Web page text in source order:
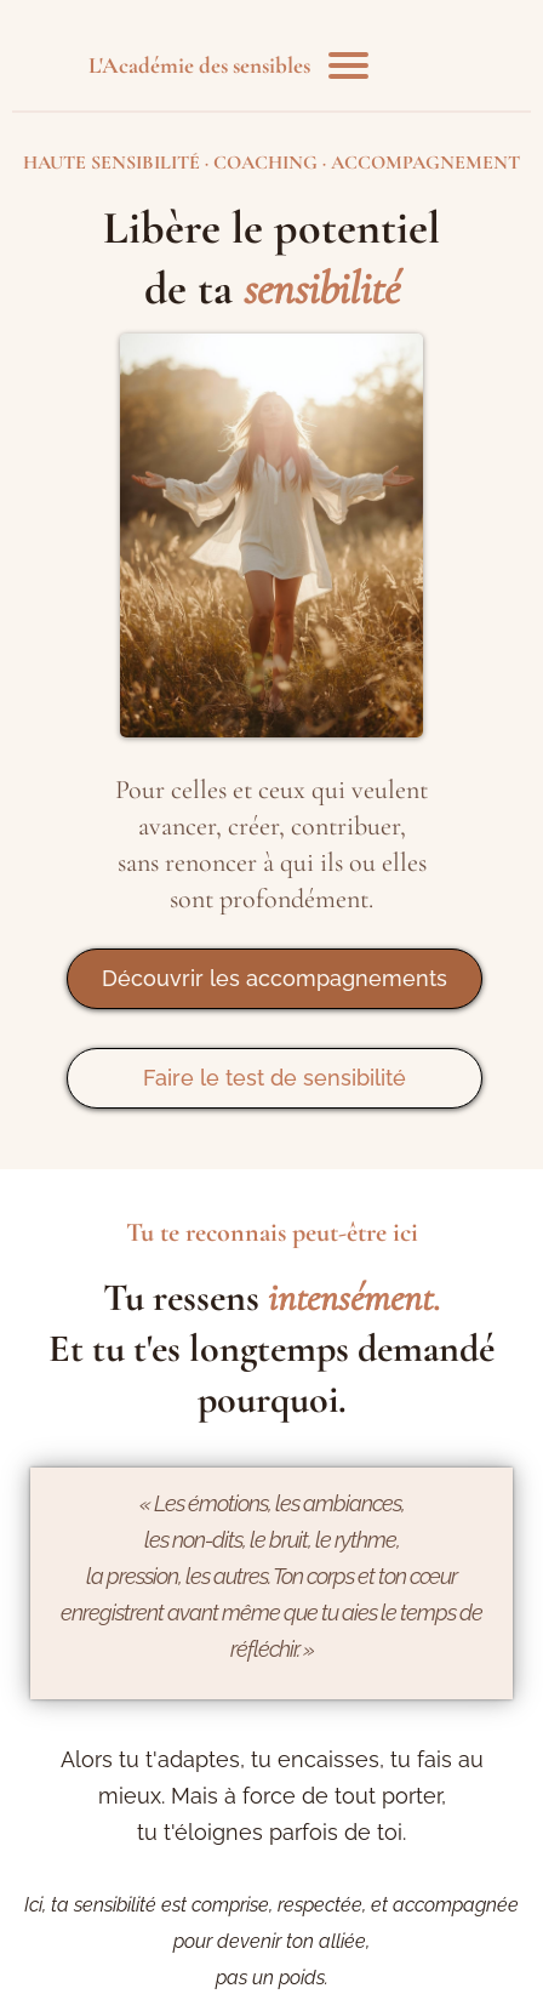
L'Académie des sensibles
HAUTE SENSIBILITÉ · COACHING · ACCOMPAGNEMENT
Libère le potentiel
de ta sensibilité
Pour celles et ceux qui veulent
avancer, créer, contribuer,
sans renoncer à qui ils ou elles
sont profondément.
Découvrir les accompagnements
Faire le test de sensibilité
Tu te reconnais peut-être ici
Tu ressens intensément.
Et tu t'es longtemps demandé
pourquoi.
« Les émotions, les ambiances,
les non-dits, le bruit, le rythme,
la pression, les autres. Ton corps et ton cœur
enregistrent avant même que tu aies le temps de
réfléchir. »
Alors tu t'adaptes, tu encaisses, tu fais au
mieux. Mais à force de tout porter,
tu t'éloignes parfois de toi.
Ici, ta sensibilité est comprise, respectée, et accompagnée
pour devenir ton alliée,
pas un poids.